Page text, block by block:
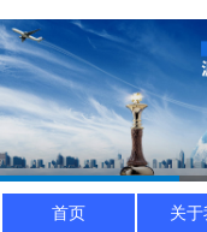
首页 关于